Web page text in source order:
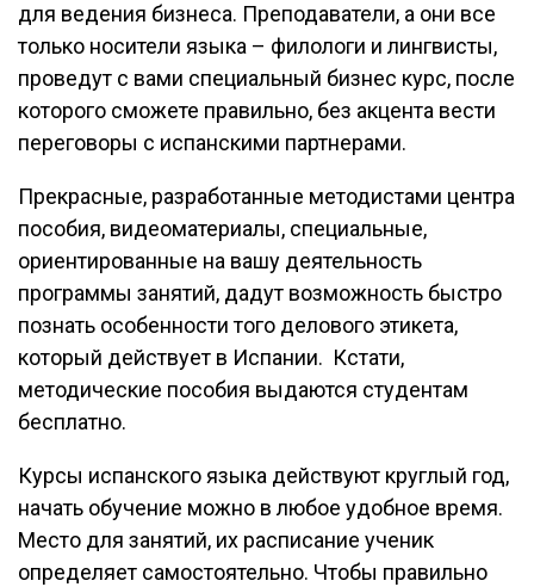
для ведения бизнеса. Преподаватели, а они все
только носители языка – филологи и лингвисты,
проведут с вами специальный бизнес курс, после
которого сможете правильно, без акцента вести
переговоры с испанскими партнерами.
Прекрасные, разработанные методистами центра
пособия, видеоматериалы, специальные,
ориентированные на вашу деятельность
программы занятий, дадут возможность быстро
познать особенности того делового этикета,
который действует в Испании. Кстати,
методические пособия выдаются студентам
бесплатно.
Курсы испанского языка действуют круглый год,
начать обучение можно в любое удобное время.
Место для занятий, их расписание ученик
определяет самостоятельно. Чтобы правильно